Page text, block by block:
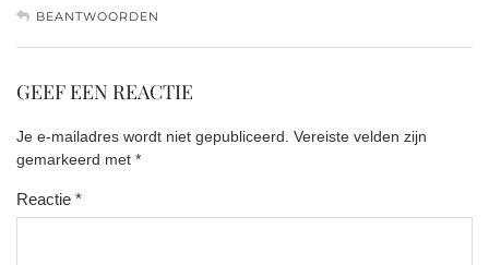
BEANTWOORDEN
GEEF EEN REACTIE
Je e-mailadres wordt niet gepubliceerd. Vereiste velden zijn
gemarkeerd met *
Reactie *